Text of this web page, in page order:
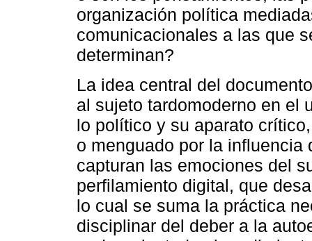
organización política
comunicacionales a las que
determinan?
La idea central del
al sujeto tardomoderno en el
lo político y su aparato
o menguado por la
capturan las emociones del
perfilamiento digital, que
lo cual se suma la práctica
disciplinar del deber a la